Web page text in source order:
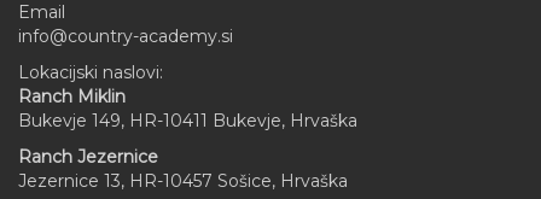
Email
info@country-academy.si
Lokacijski naslovi:
Ranch Miklin
Bukevje 149, HR-10411 Bukevje, Hrvaška
Ranch Jezernice
Jezernice 13, HR-10457 Sošice, Hrvaška